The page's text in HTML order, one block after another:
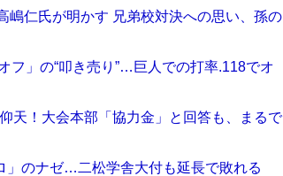
嶋仁氏が明かす 兄弟校対決への思い、孫の
フ」の“叩き売り”…巨人での打率.118でオ
天！大会本部「協力金」と回答も、まるで
」のナゼ…二松学舎大付も延長で敗れる